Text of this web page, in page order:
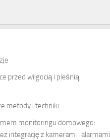
przed wilgocią i pleśnią:
metody i techniki
monitoringu domowego:
integrację z kamerami i alarmami